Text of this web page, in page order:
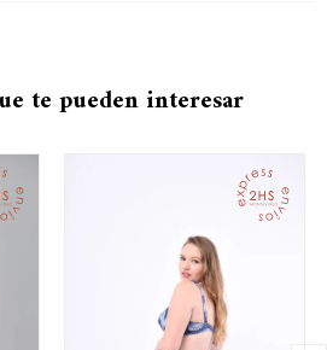
te pueden interesar